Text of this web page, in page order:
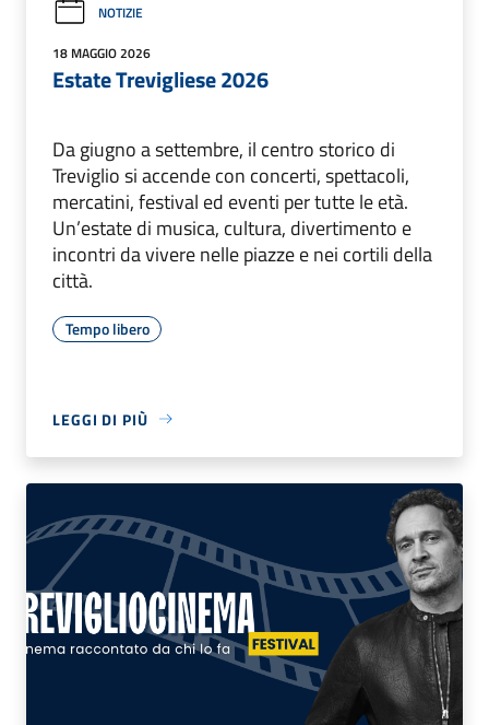
NOTIZIE
18 MAGGIO 2026
Estate Trevigliese 2026
Da giugno a settembre, il centro storico di
Treviglio si accende con concerti, spettacoli,
mercatini, festival ed eventi per tutte le età.
Un’estate di musica, cultura, divertimento e
incontri da vivere nelle piazze e nei cortili della
città.
Tempo libero
LEGGI DI PIÙ